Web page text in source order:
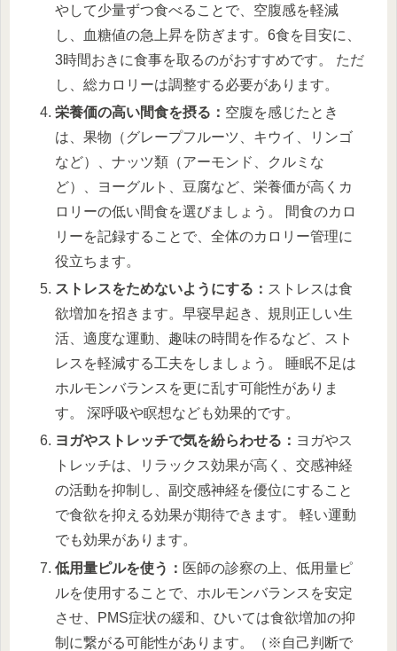
やして少量ずつ食べることで、空腹感を軽減
し、血糖値の急上昇を防ぎます。6食を目安に、
3時間おきに食事を取るのがおすすめです。 ただ
し、総カロリーは調整する必要があります。
栄養価の高い間食を摂る： 空腹を感じたとき
は、果物（グレープフルーツ、キウイ、リンゴ
など）、ナッツ類（アーモンド、クルミな
ど）、ヨーグルト、豆腐など、栄養価が高くカ
ロリーの低い間食を選びましょう。 間食のカロ
リーを記録することで、全体のカロリー管理に
役立ちます。
ストレスをためないようにする： ストレスは食
欲増加を招きます。早寝早起き、規則正しい生
活、適度な運動、趣味の時間を作るなど、スト
レスを軽減する工夫をしましょう。 睡眠不足は
ホルモンバランスを更に乱す可能性がありま
す。 深呼吸や瞑想なども効果的です。
ヨガやストレッチで気を紛らわせる： ヨガやス
トレッチは、リラックス効果が高く、交感神経
の活動を抑制し、副交感神経を優位にすること
で食欲を抑える効果が期待できます。 軽い運動
でも効果があります。
低用量ピルを使う： 医師の診察の上、低用量ピ
ルを使用することで、ホルモンバランスを安定
させ、PMS症状の緩和、ひいては食欲増加の抑
制に繋がる可能性があります。（※自己判断で